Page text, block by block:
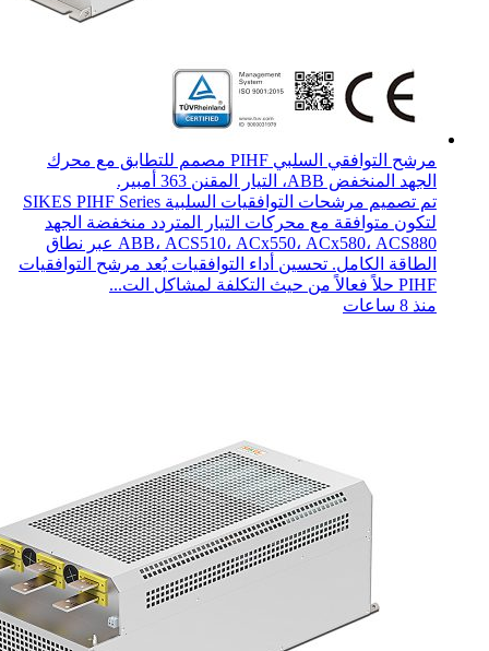
مرشح التوافقي السلبي PIHF مصمم للتطابق مع محرك
الجهد المنخفض ABB، التيار المقنن 363 أمبير.
تم تصميم مرشحات التوافقيات السلبية SIKES PIHF Series
لتكون متوافقة مع محركات التيار المتردد منخفضة الجهد
ABB، ACS510، ACx550، ACx580، ACS880 عبر نطاق
الطاقة الكامل. تحسين أداء التوافقيات يُعد مرشح التوافقيات
PIHF حلاً فعالاً من حيث التكلفة لمشاكل الت...
منذ 8 ساعات